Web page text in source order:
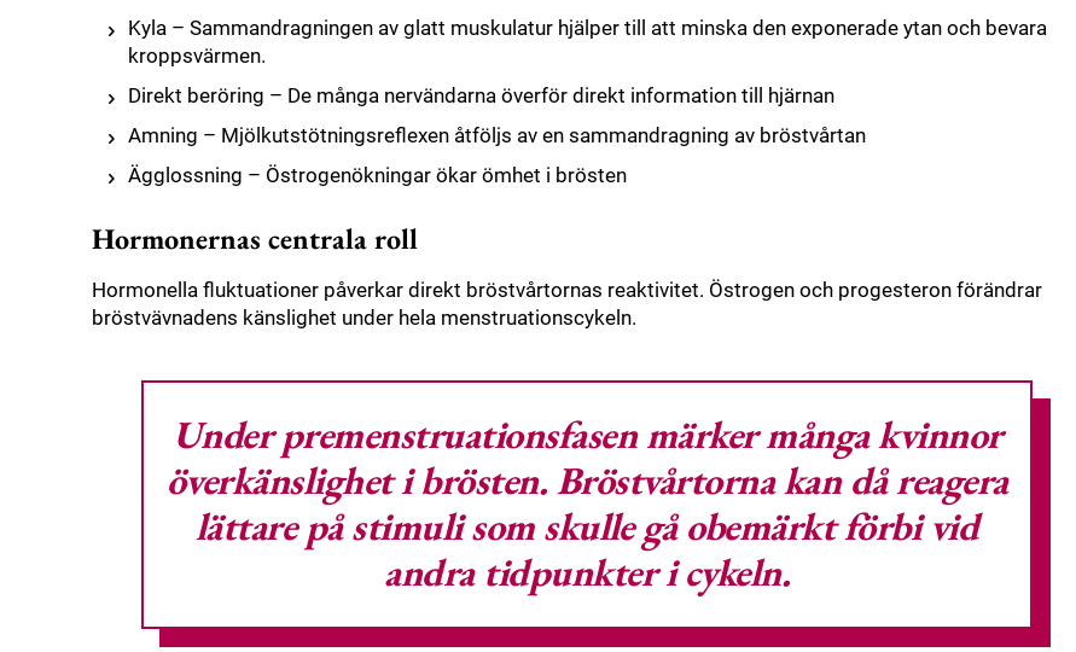
Kyla – Sammandragningen av glatt muskulatur hjälper till att minska den exponerade ytan och bevara
kroppsvärmen.
Direkt beröring – De många nervändarna överför direkt information till hjärnan
Amning – Mjölkutstötningsreflexen åtföljs av en sammandragning av bröstvårtan
Ägglossning – Östrogenökningar ökar ömhet i brösten
Hormonernas centrala roll
Hormonella fluktuationer påverkar direkt bröstvårtornas reaktivitet. Östrogen och progesteron förändrar
bröstvävnadens känslighet under hela menstruationscykeln.
Under premenstruationsfasen märker många kvinnor
överkänslighet i brösten. Bröstvårtorna kan då reagera
lättare på stimuli som skulle gå obemärkt förbi vid
andra tidpunkter i cykeln.